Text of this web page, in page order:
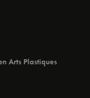
Arts Plastiques